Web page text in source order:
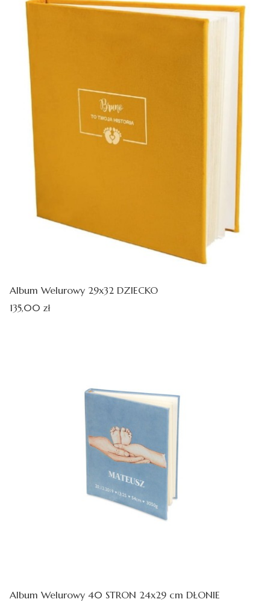
Album Welurowy 29x32 DZIECKO
Cena
135,00 zł
Album Welurowy 40 STRON 24x29 cm DŁONIE